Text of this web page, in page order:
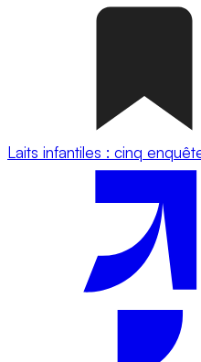
Laits infantiles : cinq